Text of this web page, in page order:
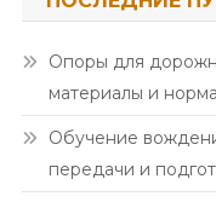
Опоры для
материалы и
Обучение
передачи и